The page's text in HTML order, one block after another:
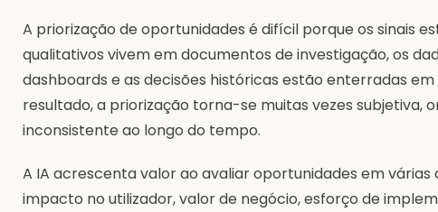
A priorização de oportunidades é difícil porque os sinais
qualitativos vivem em documentos de investigação, os
dashboards e as decisões históricas estão enterradas
resultado, a priorização torna-se muitas vezes subjetiva,
inconsistente ao longo do tempo.
A IA acrescenta valor ao avaliar oportunidades em
impacto no utilizador, valor de negócio, esforço de